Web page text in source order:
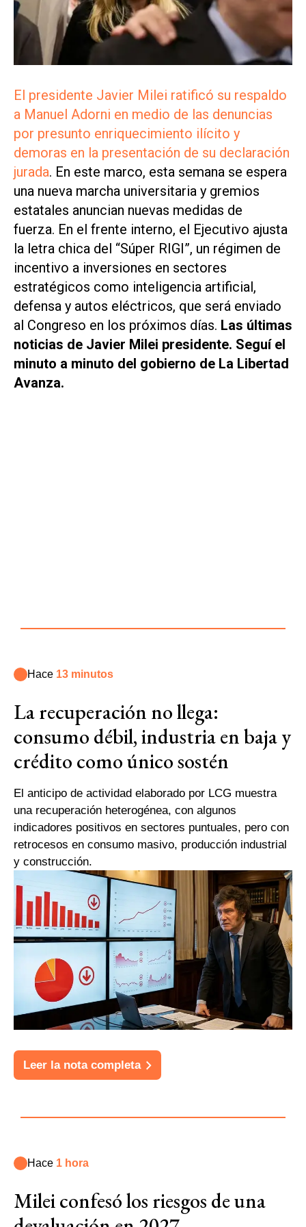
El presidente Javier Milei ratificó su respaldo
a Manuel Adorni en medio de las denuncias
por presunto enriquecimiento ilícito y
demoras en la presentación de su declaración
jurada. En este marco, esta semana se espera
una nueva marcha universitaria y gremios
estatales anuncian nuevas medidas de
fuerza. En el frente interno, el Ejecutivo ajusta
la letra chica del “Súper RIGI”, un régimen de
incentivo a inversiones en sectores
estratégicos como inteligencia artificial,
defensa y autos eléctricos, que será enviado
al Congreso en los próximos días. Las últimas
noticias de Javier Milei presidente. Seguí el
minuto a minuto del gobierno de La Libertad
Avanza.
Hace 13 minutos
La recuperación no llega:
consumo débil, industria en baja y
crédito como único sostén
El anticipo de actividad elaborado por LCG muestra
una recuperación heterogénea, con algunos
indicadores positivos en sectores puntuales, pero con
retrocesos en consumo masivo, producción industrial
y construcción.
Leer la nota completa
Hace 1 hora
Milei confesó los riesgos de una